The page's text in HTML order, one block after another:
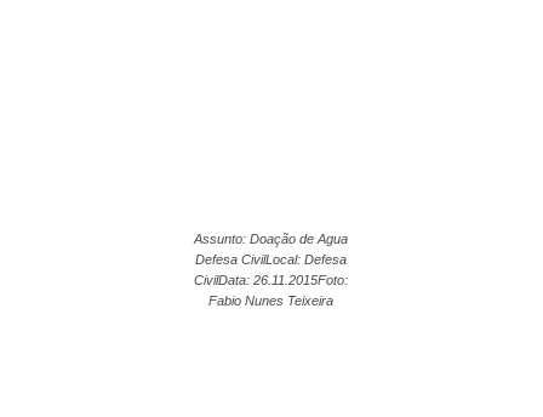
Assunto: Doação de Agua
Defesa CivilLocal: Defesa
CivilData: 26.11.2015Foto:
Fabio Nunes Teixeira